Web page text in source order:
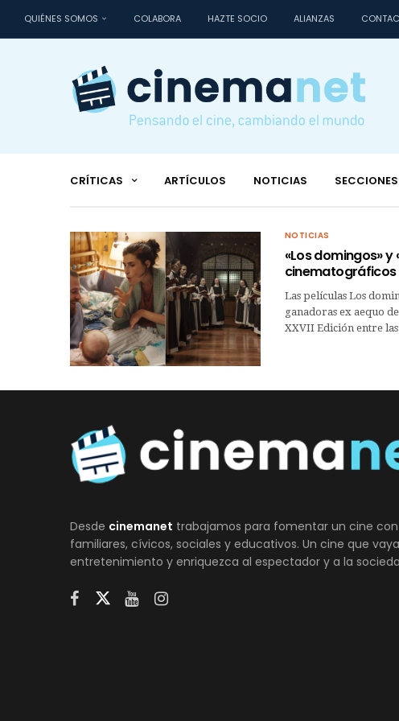
QUIÉNES SOMOS COLABORA HAZTE SOCIO ALIANZAS
CRÍTICAS ARTÍCULOS NOTICIAS SECCIONES
NOTICIAS
«Los domingos»
cinematográficos
Las películas Los
ganadoras ex aequo
XXVII Edición entre
Desde cinemanet trabajamos para fomentar un cine
familiares, cívicos, sociales y educativos. Un cine que
entretenimiento y enriquezca al espectador y a la